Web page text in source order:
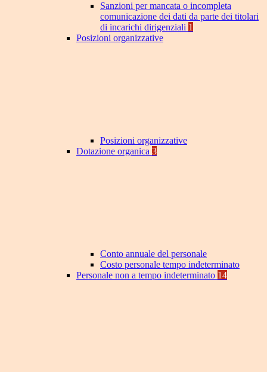
Sanzioni per mancata o incompleta
comunicazione dei dati da parte dei titolari
di incarichi dirigenziali 1
Posizioni organizzative
Posizioni organizzative
Dotazione organica 3
Conto annuale del personale
Costo personale tempo indeterminato
Personale non a tempo indeterminato 14